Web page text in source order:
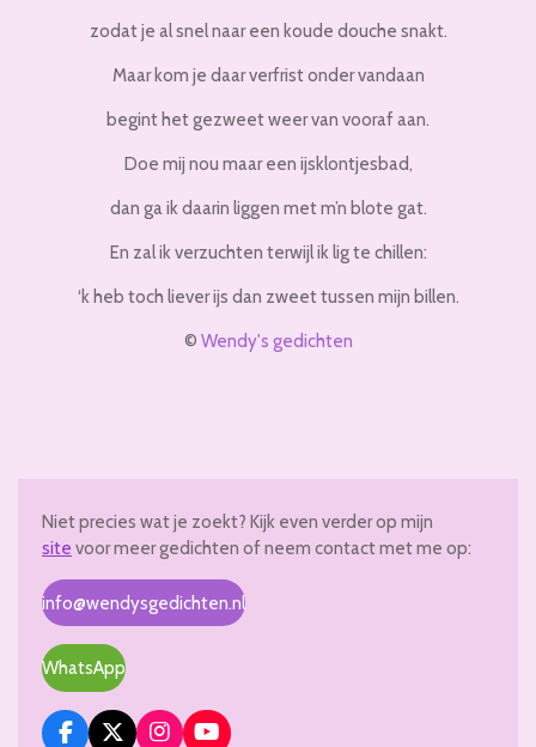
zodat je al snel naar een koude douche snakt.
Maar kom je daar verfrist onder vandaan
begint het gezweet weer van vooraf aan.
Doe mij nou maar een ijsklontjesbad,
dan ga ik daarin liggen met m’n blote gat.
En zal ik verzuchten terwijl ik lig te chillen:
‘k heb toch liever ijs dan zweet tussen mijn billen.
© Wendy's gedichten
Niet precies wat je zoekt? Kijk even verder op mijn
site voor meer gedichten of neem contact met me op:
info@wendysgedichten.nl
WhatsApp
F
X
I
Y